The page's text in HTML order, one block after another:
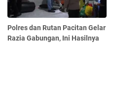
Polres dan Rutan Pacitan Gelar
Razia Gabungan, Ini Hasilnya